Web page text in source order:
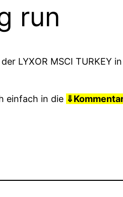
run
LYXOR MSCI TURKEY
einfach in die ⇓